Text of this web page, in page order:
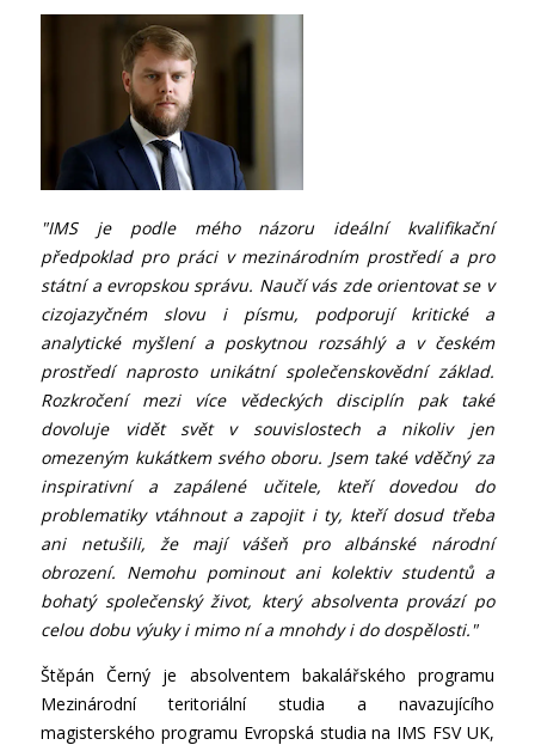
"IMS je podle mého názoru ideální kvalifikační
předpoklad pro práci v mezinárodním prostředí a pro
státní a evropskou správu. Naučí vás zde orientovat se v
cizojazyčném slovu i písmu, podporují kritické a
analytické myšlení a poskytnou rozsáhlý a v českém
prostředí naprosto unikátní společenskovědní základ.
Rozkročení mezi více vědeckých disciplín pak také
dovoluje vidět svět v souvislostech a nikoliv jen
omezeným kukátkem svého oboru. Jsem také vděčný za
inspirativní a zapálené učitele, kteří dovedou do
problematiky vtáhnout a zapojit i ty, kteří dosud třeba
ani netušili, že mají vášeň pro albánské národní
obrození. Nemohu pominout ani kolektiv studentů a
bohatý společenský život, který absolventa provází po
celou dobu výuky i mimo ní a mnohdy i do dospělosti."
Štěpán Černý je absolventem bakalářského programu
Mezinárodní teritoriální studia a navazujícího
magisterského programu Evropská studia na IMS FSV UK,